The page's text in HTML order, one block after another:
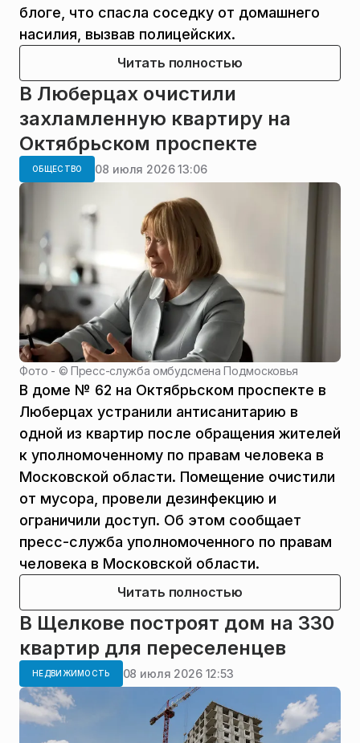
блоге, что спасла соседку от домашнего
насилия, вызвав полицейских.
Читать полностью
В Люберцах очистили
захламленную квартиру на
Октябрьском проспекте
ОБЩЕСТВО 08 июля 2026 13:06
Фото - ©Пресс-служба омбудсмена Подмосковья
В доме № 62 на Октябрьском проспекте в
Люберцах устранили антисанитарию в
одной из квартир после обращения жителей
к уполномоченному по правам человека в
Московской области. Помещение очистили
от мусора, провели дезинфекцию и
ограничили доступ. Об этом сообщает
пресс-служба уполномоченного по правам
человека в Московской области.
Читать полностью
В Щелкове построят дом на 330
квартир для переселенцев
НЕДВИЖИМОСТЬ 08 июля 2026 12:53